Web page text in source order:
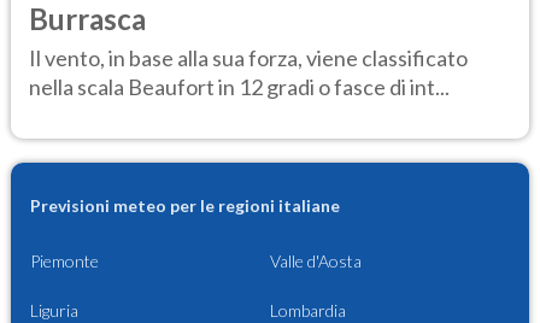
Burrasca
Il vento, in base alla sua forza, viene classificato
nella scala Beaufort in 12 gradi o fasce di int...
Previsioni meteo per le regioni italiane
Piemonte Valle d'Aosta
Liguria Lombardia